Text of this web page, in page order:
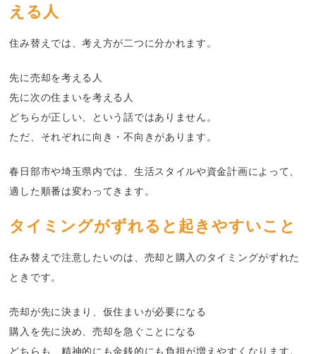
える人
住み替えでは、考え方が二つに分かれます。
先に売却を考える人
先に次の住まいを考える人
どちらが正しい、という話ではありません。
ただ、それぞれに向き・不向きがあります。
春日部市や埼玉県内では、生活スタイルや資金計画によって、
適した順番は変わってきます。
タイミングがずれると起きやすいこと
住み替えで注意したいのは、売却と購入のタイミングがずれた
ときです。
売却が先に決まり、仮住まいが必要になる
購入を先に決め、売却を急ぐことになる
どちらも、精神的にも金銭的にも負担が増えやすくなります。